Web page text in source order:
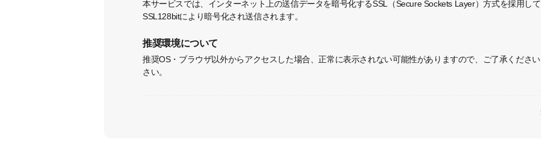
本サービスでは、インターネット上の送信データを暗号化するSSL（Secure Sockets Layer）方式を採用し
SSL128bitにより暗号化され送信されます。
推奨環境について
推奨OS・ブラウザ以外からアクセスした場合、正常に表示されない可能性がありますので、ご了承くださ
さい。